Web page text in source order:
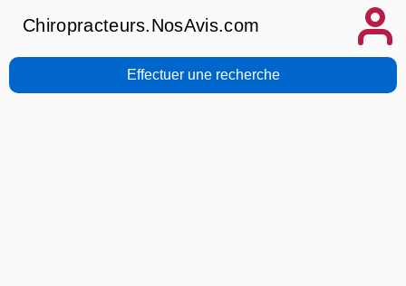
Chiropracteurs.NosAvis.com
Effectuer une recherche